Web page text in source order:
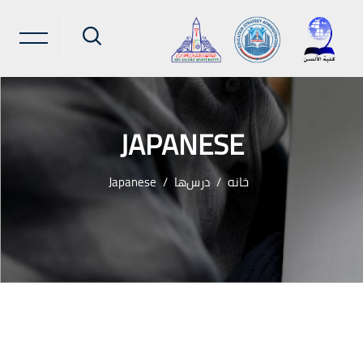
JAPANESE
خانه درس‌ها Japanese